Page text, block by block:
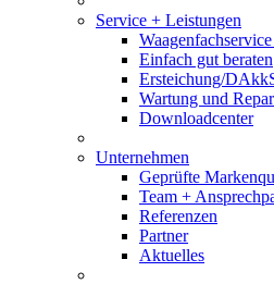
Service + Leistungen
Einfach gut beraten
Ersteichung/
Wartung und
Downloadcenter
Unternehmen
Geprüfte
Team +
Referenzen
Partner
Aktuelles